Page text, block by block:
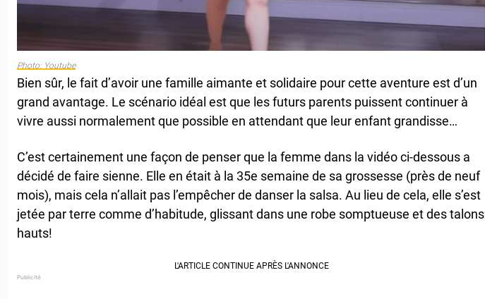
Photo: Youtube
Bien sûr, le fait d’avoir une famille aimante et solidaire pour cette aventure est d’un
grand avantage. Le scénario idéal est que les futurs parents puissent continuer à
vivre aussi normalement que possible en attendant que leur enfant grandisse…
C’est certainement une façon de penser que la femme dans la vidéo ci-dessous a
décidé de faire sienne. Elle en était à la 35e semaine de sa grossesse (près de neuf
mois), mais cela n’allait pas l’empêcher de danser la salsa. Au lieu de cela, elle s’est
jetée par terre comme d’habitude, glissant dans une robe somptueuse et des talons
hauts!